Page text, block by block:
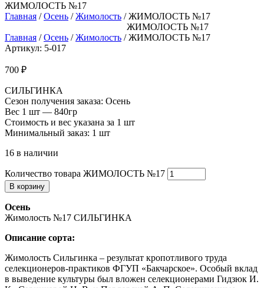
ЖИМОЛОСТЬ №17
Главная /Осень /Жимолость / ЖИМОЛОСТЬ №17
ЖИМОЛОСТЬ №17
Главная /Осень /Жимолость / ЖИМОЛОСТЬ №17
Артикул: 5-017
700 ₽
СИЛЬГИНКА
Сезон получения заказа: Осень
Вес 1 шт — 840гр
Стоимость и вес указана за 1 шт
Минимальный заказ: 1 шт
16 в наличии
Количество товара ЖИМОЛОСТЬ №17
В корзину
Осень
Жимолость №17 СИЛЬГИНКА
Описание сорта:
Жимолость Сильгинка – результат кропотливого труда
селекционеров-практиков ФГУП «Бакчарское». Особый вклад
в выведение культуры был вложен селекционерами Гидзюк И.